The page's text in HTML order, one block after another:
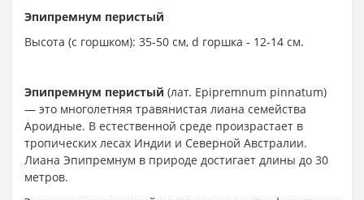
Эпипремнум перистый
Высота (с горшком): 35-50 см, d горшка - 12-14 см.
Эпипремнум перистый (лат. Epipremnum pinnatum)
— это многолетняя травянистая лиана семейства
Ароидные. В естественной среде произрастает в
тропических лесах Индии и Северной Австралии.
Лиана Эпипремнум в природе достигает длины до 30
метров.